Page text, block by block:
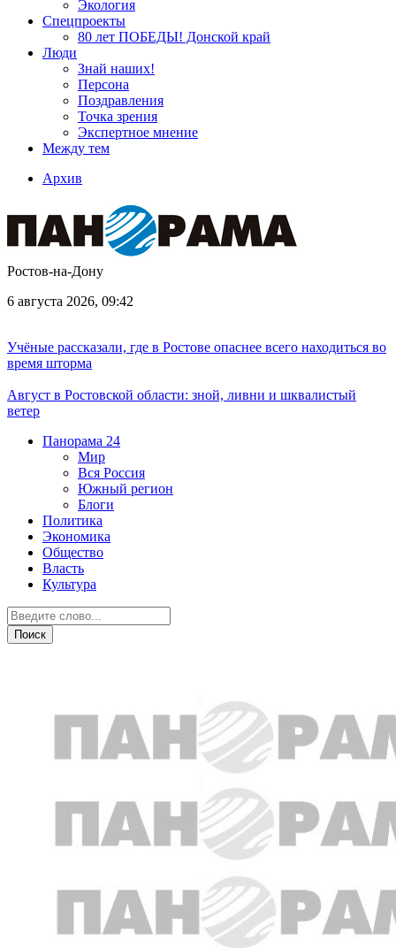
Экология
Спецпроекты
80 лет ПОБЕДЫ! Донской край
Люди
Знай наших!
Персона
Поздравления
Точка зрения
Экспертное мнение
Между тем
Архив
Ростов-на-Дону
6 августа 2026, 09:42
Учёные рассказали, где в Ростове опаснее всего находиться во
время шторма
Август в Ростовской области: зной, ливни и шквалистый
ветер
Панорама 24
Мир
Вся Россия
Южный регион
Блоги
Политика
Экономика
Общество
Власть
Культура